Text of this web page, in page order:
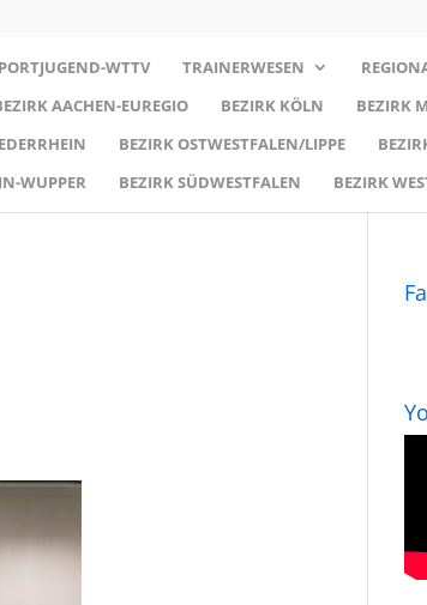
WTTV TRAINERWESEN
AACHEN-EUREGIO BEZIRK KÖLN
BEZIRK
BEZIRK OSTWESTFALEN/LIPPE
WUPPER BEZIRK SÜDWESTFALEN BEZIRK